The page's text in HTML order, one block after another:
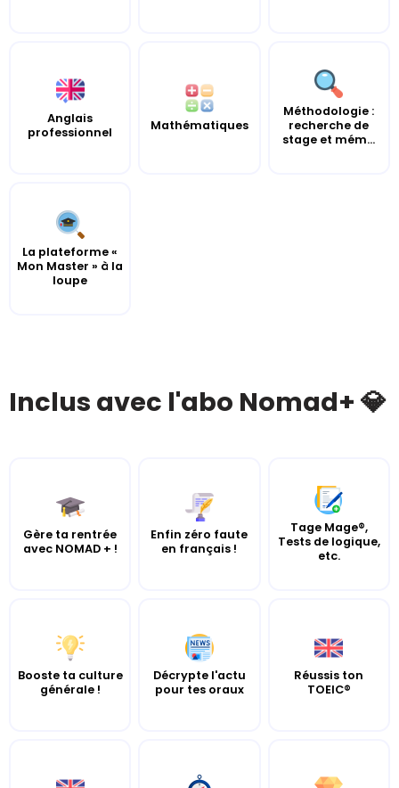
Anglais
professionnel
Mathématiques
Méthodologie :
recherche de
stage et mém...
La plateforme «
Mon Master » à la
loupe
Inclus avec l'abo Nomad+ 💎
Gère ta rentrée
avec NOMAD + !
Enfin zéro faute
en français !
Tage Mage®,
Tests de logique,
etc.
Booste ta culture
générale !
Décrypte l'actu
pour tes oraux
Réussis ton
TOEIC®